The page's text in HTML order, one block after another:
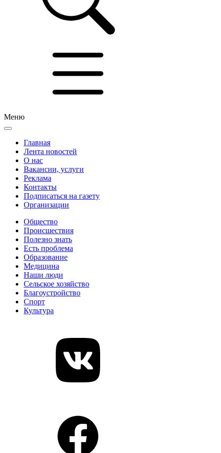
Меню
Главная
Лента новостей
О нас
Вакансии, услуги
Реклама
Контакты
Подписаться на газету
Организации
Общество
Происшествия
Полезно знать
Есть проблема
Образование
Медицина
Наши люди
Сельское хозяйство
Благоустройство
Спорт
Культура